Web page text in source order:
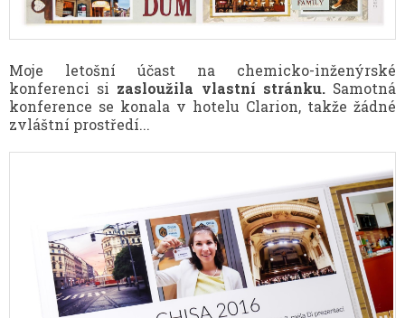
Moje letošní účast na chemicko-inženýrské
konferenci si zasloužila vlastní stránku.Samotná
konference se konala v hotelu Clarion, takže žádné
zvláštní prostředí...